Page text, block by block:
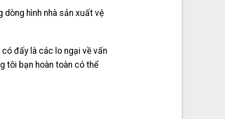
dòng hình nhà sản xuất vệ
đấy là các lo ngại về vấn
tôi bạn hoàn toàn có thể